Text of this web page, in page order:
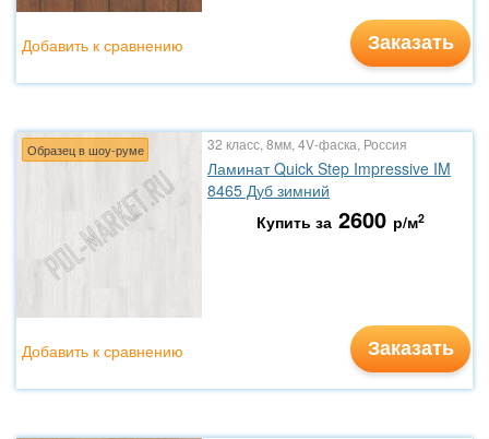
Заказать
Добавить к сравнению
Образец в шоу-руме 32 класс, 8мм, 4V-фаска, Россия
Ламинат Quick Step Impressive IM
8465 Дуб зимний
Купить за 2600 р/м2
Заказать
Добавить к сравнению